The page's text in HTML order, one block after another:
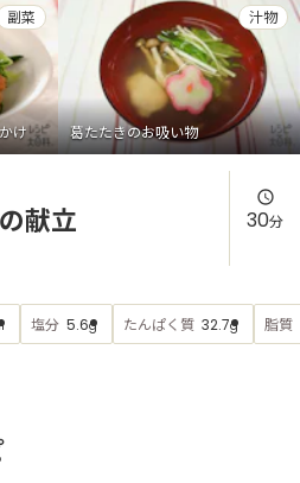
わせ
は
け
副菜
葛たたきのお吸い物
汁物
献立 30分
塩分 5.6g たんぱく質 32.7g 脂質